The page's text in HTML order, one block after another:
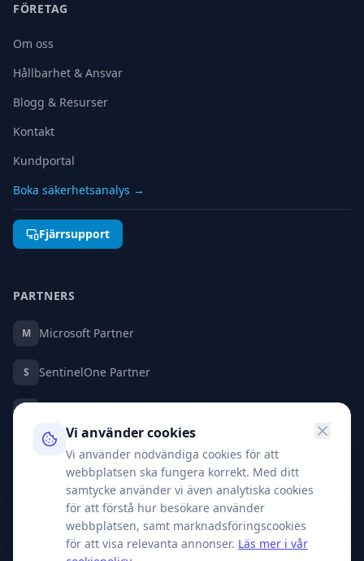
FÖRETAG
Om oss
Hållbarhet & Ansvar
Blogg & Resurser
Kontakt
Kundportal
Boka säkerhetsanalys →
Fjärrsupport
PARTNERS
M Microsoft Partner
S SentinelOne Partner
ZeroSSL Partner
SAMARBETSPARTNER
HJ TECH AB
Höjdrodergatan 5, 212 39 Malmö
Vi använder cookies
Vi använder nödvändiga cookies för att
webbplatsen ska fungera korrekt. Med ditt
samtycke använder vi även analytiska cookies
för att förstå hur besökare använder
webbplatsen, samt marknadsföringscookies
för att visa relevanta annonser. Läs mer i vår